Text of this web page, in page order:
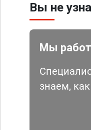
Вы не
Мы
знаем,